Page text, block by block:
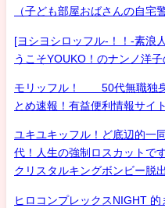
（子ども部屋おばさんの自宅
[ヨシヨシロッフル-！！-素浪
うこそYOUKO！のナンノ洋
モリッフル！ 50代無職独身
とめ速報！有益便利情報サ
ユキユキッフル！ど底辺的一
代！人生の強制ロスカットで
クリスタルキングボンビー脱
ヒロコンプレックスNIGHT